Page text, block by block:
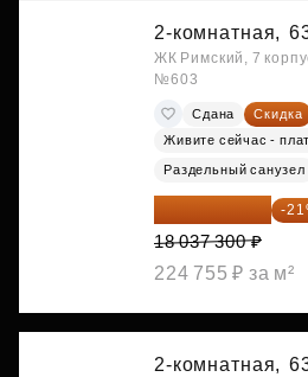
2-комнатная,
ЖК Римский, 7
№603
Сдана Скидка
Живите сейчас -
Раздельный санузел
14 249 467 ₽ -
18 037 300 ₽
224 755 ₽ за м²
2-комнатная,